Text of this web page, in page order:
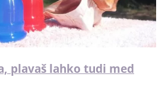
plavaš lahko tudi med